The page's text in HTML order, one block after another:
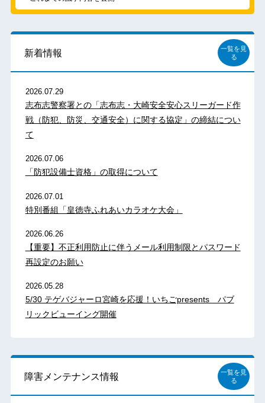
新着情報
一覧を見
る
2026.07.29
志布志警察署との「志布志・大崎安全安心スリーガード作
戦（防犯、防災、交通安全）に関する協定」の締結につい
て
2026.07.06
「防犯設備士資格」の取得について
2026.07.01
特別番組「皇徳寺ふれあいカラオケ大会」
2026.06.26
【重要】不正利用防止に伴うメール利用制限とパスワード
再設定のお願い
2026.05.28
5/30 テゲバジャーロ宮崎を応援！いちごpresents パブ
リックビューイング開催
障害メンテナンス情報
一覧を見
る